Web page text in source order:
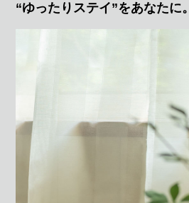
“ゆったりステイ”をあなたに。